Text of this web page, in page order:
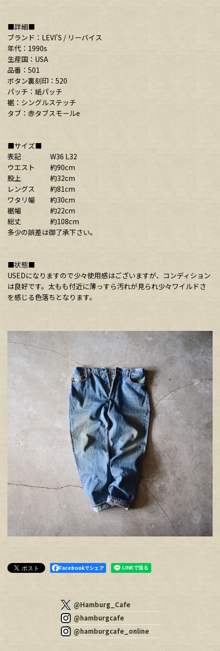
■詳細■
ブランド：LEVI'S / リーバイス
年代：1990s
生産国：USA
品番：501
ボタン裏刻印：520
パッチ：紙パッチ
裾：シングルステッチ
タブ：赤タブスモールe
■サイズ■
表記 W36 L32
ウエスト 約90cm
股上 約32cm
レングス 約81cm
ワタリ幅 約30cm
裾幅 約22cm
総丈 約108cm
多少の誤差は御了承下さい。
■状態■
USEDになりますので少々使用感はございますが、コンディション
は良好です。太もも付近に薄っすら汚れが見られ少々ワイルドさ
を感じる色落ちとなります。
Facebookでシェア
@Hamburg_Cafe
@hamburgcafe
@hamburgcafe_online